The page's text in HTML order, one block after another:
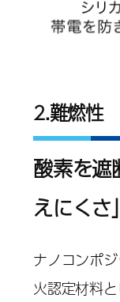
2.難燃性
酸素を遮
えにくさ
ナノコンポ
火認定材料と